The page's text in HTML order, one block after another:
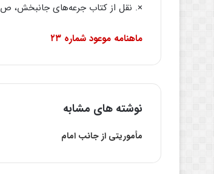
×. نقل از کتاب جرعه‌‌هاى جانبخش، ص۲۷۸، نوشته غلامرضا گلى زواره.
ماهنامه موعود شماره ۲۳
نوشته های مشابه
مأموریتی از جانب امام